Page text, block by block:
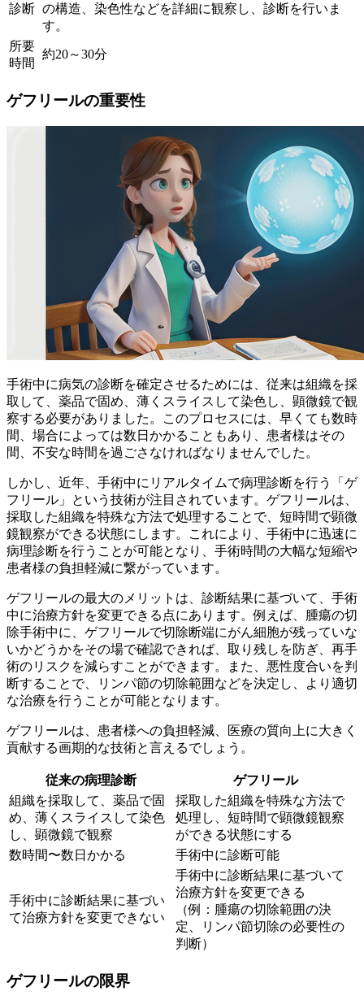
診断 の構造、染色性などを詳細に観察し、診断を行いま
す。
所要
時間
約20～30分
ゲフリールの重要性
手術中に病気の診断を確定させるためには、従来は組織を採
取して、薬品で固め、薄くスライスして染色し、顕微鏡で観
察する必要がありました。このプロセスには、早くても数時
間、場合によっては数日かかることもあり、患者様はその
間、不安な時間を過ごさなければなりませんでした。
しかし、近年、手術中にリアルタイムで病理診断を行う「ゲ
フリール」という技術が注目されています。 ゲフリールは、
採取した組織を特殊な方法で処理することで、短時間で顕微
鏡観察ができる状態にします。これにより、手術中に迅速に
病理診断を行うことが可能となり、手術時間の大幅な短縮や
患者様の負担軽減に繋がっています。
ゲフリールの最大のメリットは、診断結果に基づいて、手術
中に治療方針を変更できる点にあります。例えば、腫瘍の切
除手術中に、ゲフリールで切除断端にがん細胞が残っていな
いかどうかをその場で確認できれば、取り残しを防ぎ、再手
術のリスクを減らすことができます。また、悪性度合いを判
断することで、リンパ節の切除範囲などを決定し、より適切
な治療を行うことが可能となります。
ゲフリールは、患者様への負担軽減、医療の質向上に大きく
貢献する画期的な技術と言えるでしょう。
従来の病理診断
ゲフリール
組織を採取して、薬品で固
め、薄くスライスして染色
し、顕微鏡で観察
採取した組織を特殊な方法で
処理し、短時間で顕微鏡観察
ができる状態にする
数時間〜数日かかる
手術中に診断可能
手術中に診断結果に基づい
て治療方針を変更できない
手術中に診断結果に基づいて
治療方針を変更できる
（例：腫瘍の切除範囲の決
定、リンパ節切除の必要性の
判断）
ゲフリールの限界